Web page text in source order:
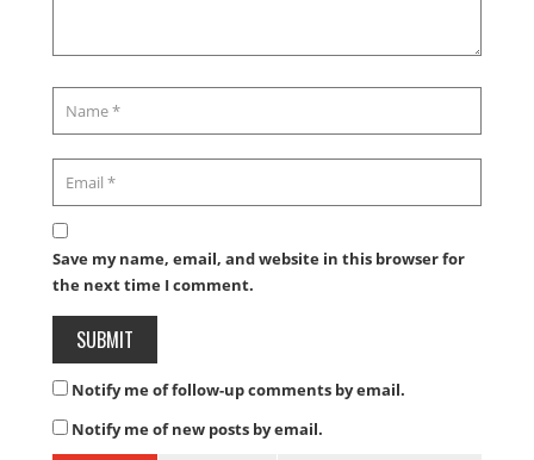
Save my name, email, and website in this browser for
the next time I comment.
Notify me of follow-up comments by email.
Notify me of new posts by email.